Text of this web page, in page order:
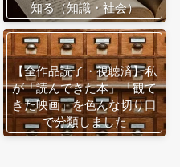
知る（知識・社会）
【全作品読了・視聴済】私
が「読んできた本」「観て
きた映画」を色んな切り口
で分類しました